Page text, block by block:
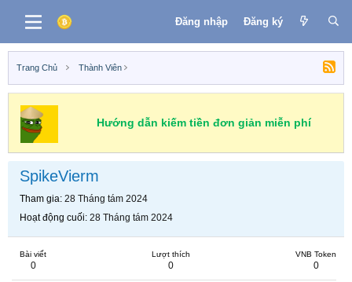
Đăng nhập Đăng ký
Trang Chủ Thành Viên
Hướng dẫn kiếm tiền đơn giản miễn phí
SpikeVierm
Tham gia 28 Tháng tám 2024
Hoạt động cuối 28 Tháng tám 2024
Bài viết
0
Lượt thích
0
VNB Token
0